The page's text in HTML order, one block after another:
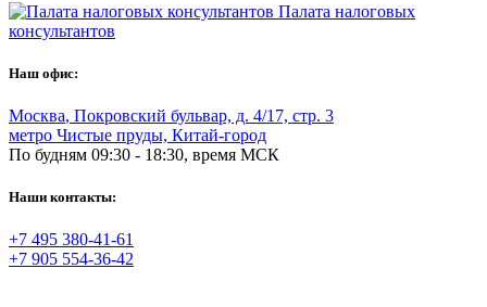
Палата налоговых
консультантов
Наш офис:
Москва, Покровский бульвар, д. 4/17, стр. 3
метро Чистые пруды, Китай-город
По будням 09:30 - 18:30, время МСК
Наши контакты:
+7 495 380-41-61
+7 905 554-36-42